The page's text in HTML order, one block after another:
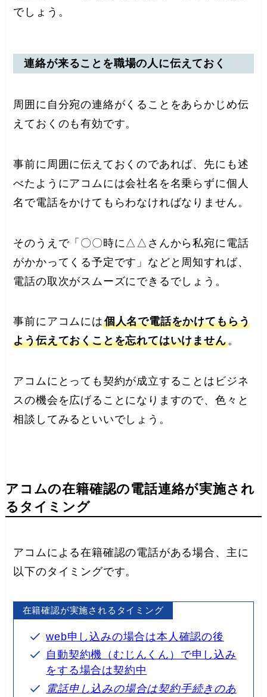
でしょう。
連絡が来ることを職場の人に伝えておく
周囲に自分宛の連絡がくることをあらかじめ伝
えておくのも有効です。
事前に周囲に伝えておくのであれば、先にも述
べたようにアコムには会社名を名乗らずに個人
名で電話をかけてもらわなければなりません。
そのうえで「〇〇時に△△さんから私宛に電話
がかかってくる予定です」などと周知すれば、
電話の取次がスムーズにできるでしょう。
事前にアコムには個人名で電話をかけてもらう
よう伝えておくことを忘れてはいけません。
アコムにとっても契約が成立することはビジネ
スの機会を広げることになりますので、色々と
相談してみるといいでしょう。
アコムの在籍確認の電話連絡が実施され
るタイミング
アコムによる在籍確認の電話がある場合、主に
以下のタイミングです。
在籍確認が実施されるタイミング
web申し込みの場合は本人確認の後
自動契約機（むじんくん）で申し込み
をする場合は契約中
電話申し込みの場合は契約手続きのあ